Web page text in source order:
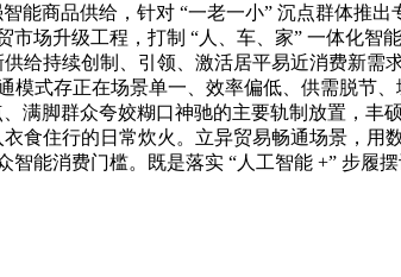
商品供给，针对 “一老一小” 沉点群体推出
场升级工程，打制 “人、车、家” 一体化智
给持续创制、引领、激活居平易近消费新需
式存正在场景单一、效率偏低、供需脱节、
满脚群众夸姣糊口神驰的主要轨制放置，丰
食住行的日常炊火。立异贸易畅通场景，用
能消费门槛。既是落实 “人工智能 +” 步履摆